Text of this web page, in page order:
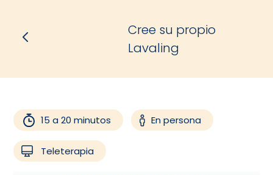
Cree su propio
Lavaling
15 a 20 minutos En persona
Teleterapia